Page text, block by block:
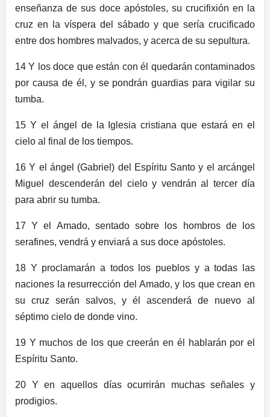
enseñanza de sus doce apóstoles, su crucifixión en la
cruz en la víspera del sábado y que sería crucificado
entre dos hombres malvados, y acerca de su sepultura.
14 Y los doce que están con él quedarán contaminados
por causa de él, y se pondrán guardias para vigilar su
tumba.
15 Y el ángel de la Iglesia cristiana que estará en el
cielo al final de los tiempos.
16 Y el ángel (Gabriel) del Espíritu Santo y el arcángel
Miguel descenderán del cielo y vendrán al tercer día
para abrir su tumba.
17 Y el Amado, sentado sobre los hombros de los
serafines, vendrá y enviará a sus doce apóstoles.
18 Y proclamarán a todos los pueblos y a todas las
naciones la resurrección del Amado, y los que crean en
su cruz serán salvos, y él ascenderá de nuevo al
séptimo cielo de donde vino.
19 Y muchos de los que creerán en él hablarán por el
Espíritu Santo.
20 Y en aquellos días ocurrirán muchas señales y
prodigios.